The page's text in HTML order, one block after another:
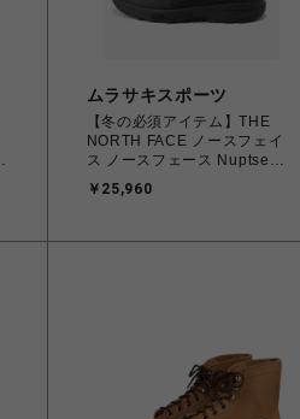
ムラサキスポーツ
【冬の必須アイテム】THE
NORTH FACE ノースフェイ
ス ノースフェース Nuptse
ARCTIC GRIP ブーツ ウォー
￥25,960